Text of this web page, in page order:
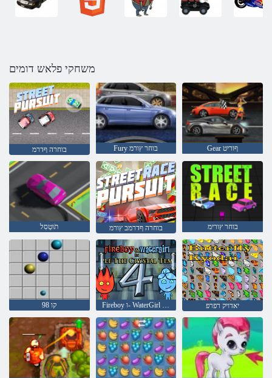
משחקי פלאש דומים
בוחרה ףדרמ Fury בוחר ץורמ Gear ףוריט
תֹוטְסִל בוחרה ףדרמב ץורמ בוחר ץורימ
קו 98 Fireboy ו- WaterGirl 4: Temple Crystal יאדויק רפרפ